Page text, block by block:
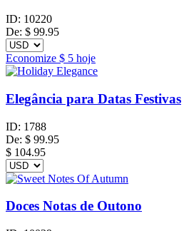
ID: 10220
De: $ 99.95
Economize $ 5 hoje
Elegância para Datas Festivas
ID: 1788
De: $ 99.95
$ 104.95
Doces Notas de Outono